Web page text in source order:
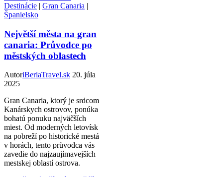
Destinácie | Gran Canaria |
Španielsko
Největší města na gran
canaria: Průvodce po
městských oblastech
AutoriBeriaTravel.sk 20. júla
2025
Gran Canaria, ktorý je srdcom
Kanárskych ostrovov, ponúka
bohatú ponuku najväčších
miest. Od moderných letovísk
na pobreží po historické mestá
v horách, tento průvodca vás
zavedie do najzaujímavejších
mestskej oblastí ostrova.